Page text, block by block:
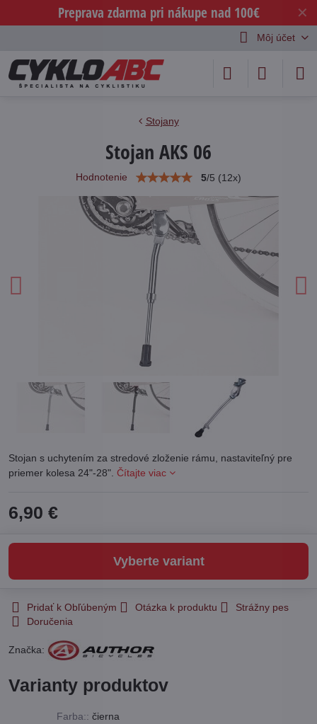
✕
Preprava zdarma pri nákupe nad 100€
Môj účet
Stojany
Stojan AKS 06
Hodnotenie 5/5 (12x)
Stojan s uchytením za stredové zloženie rámu, nastaviteľný pre
priemer kolesa 24"-28". Čítajte viac
6,90 €
Vyberte variant
Pridať k Obľúbeným Otázka k produktu
Strážny pes
Doručenia
Značka:
Varianty produktov
Farba:: čierna